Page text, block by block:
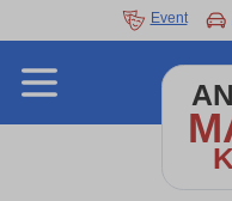
Event